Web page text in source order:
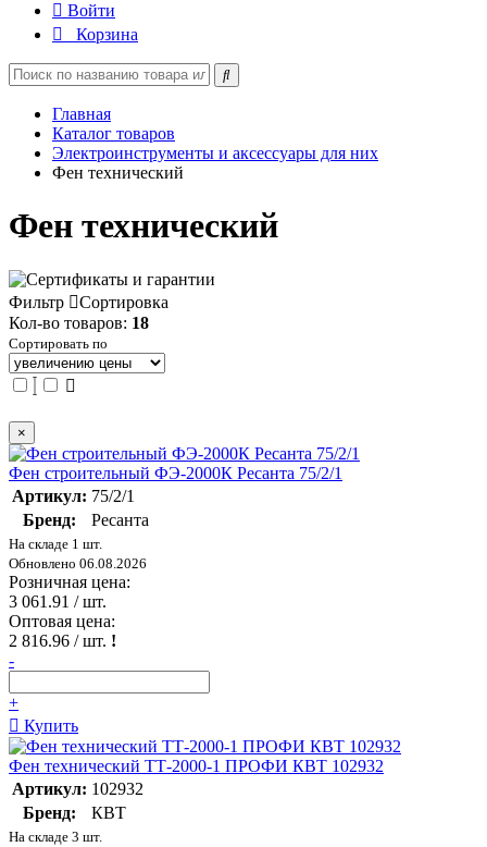
Войти
Корзина
Главная
Каталог товаров
Электроинструменты и аксессуары для них
Фен технический
Фен технический
Фильтр
Сортировка
Кол-во товаров: 18
Сортировать по
×
Фен строительный ФЭ-2000К Ресанта 75/2/1
Артикул: 75/2/1
Бренд:
Ресанта
На складе 1 шт.
Обновлено 06.08.2026
Розничная цена:
3 061.91 / шт.
Оптовая цена:
2 816.96 / шт. !
-
+
Купить
Фен технический ТТ-2000-1 ПРОФИ КВТ 102932
Артикул: 102932
Бренд:
КВТ
На складе 3 шт.